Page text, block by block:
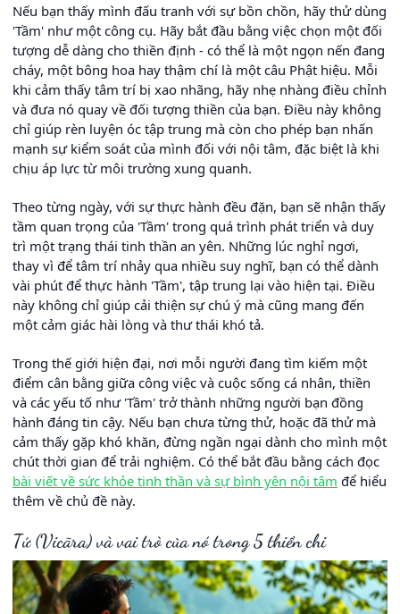
Nếu bạn thấy mình đấu tranh với sự bồn chồn, hãy thử dùng
'Tầm' như một công cụ. Hãy bắt đầu bằng việc chọn một đối
tượng dễ dàng cho thiền định - có thể là một ngọn nến đang
cháy, một bông hoa hay thậm chí là một câu Phật hiệu. Mỗi
khi cảm thấy tâm trí bị xao nhãng, hãy nhẹ nhàng điều chỉnh
và đưa nó quay về đối tượng thiền của bạn. Điều này không
chỉ giúp rèn luyện óc tập trung mà còn cho phép bạn nhấn
mạnh sự kiểm soát của mình đối với nội tâm, đặc biệt là khi
chịu áp lực từ môi trường xung quanh.
Theo từng ngày, với sự thực hành đều đặn, bạn sẽ nhận thấy
tầm quan trọng của 'Tầm' trong quá trình phát triển và duy
trì một trạng thái tinh thần an yên. Những lúc nghỉ ngơi,
thay vì để tâm trí nhảy qua nhiều suy nghĩ, bạn có thể dành
vài phút để thực hành 'Tầm', tập trung lại vào hiện tại. Điều
này không chỉ giúp cải thiện sự chú ý mà cũng mang đến
một cảm giác hài lòng và thư thái khó tả.
Trong thế giới hiện đại, nơi mỗi người đang tìm kiếm một
điểm cân bằng giữa công việc và cuộc sống cá nhân, thiền
và các yếu tố như 'Tầm' trở thành những người bạn đồng
hành đáng tin cậy. Nếu bạn chưa từng thử, hoặc đã thử mà
cảm thấy gặp khó khăn, đừng ngần ngại dành cho mình một
chút thời gian để trải nghiệm. Có thể bắt đầu bằng cách đọc
bài viết về sức khỏe tinh thần và sự bình yên nội tâm để hiểu
thêm về chủ đề này.
Tứ (Vicāra) và vai trò của nó trong 5 thiền chi